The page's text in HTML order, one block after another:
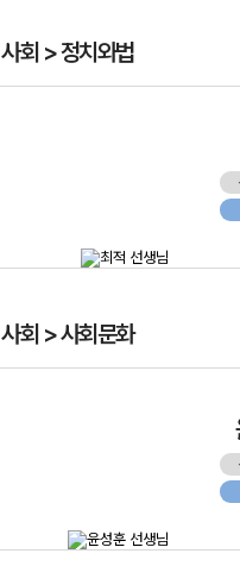
사회 > 정치와법
사회 > 사회문화